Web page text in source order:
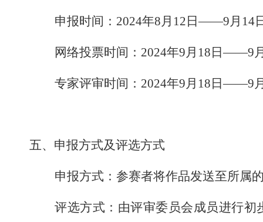
申报时间： 2024年8月12日——9月14
网络投票时间： 2024年9月18日——9
专家评审时间： 2024年9月18日——9
五、 申报方式及评选方式
申报方式：参赛者将作品发送至所属
评选方式： 由评审委员会成员进行初